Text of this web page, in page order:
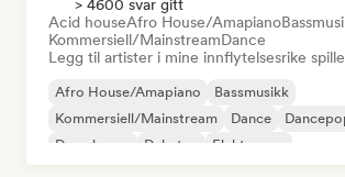
> 4600 svar gitt
Acid houseAfro House/Amapiano
Kommersiell/MainstreamDance
Legg til artister i mine innflytelsesrike
Afro House/Amapiano
Bassmusikk
Kommersiell/Mainstream
Dance
Deep house
Dubstep Elektropop